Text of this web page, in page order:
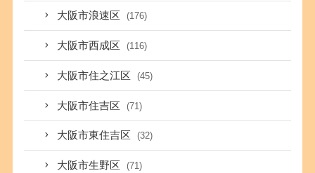
大阪市浪速区 (176)
大阪市西成区 (116)
大阪市住之江区 (45)
大阪市住吉区 (71)
大阪市東住吉区 (32)
大阪市生野区 (71)